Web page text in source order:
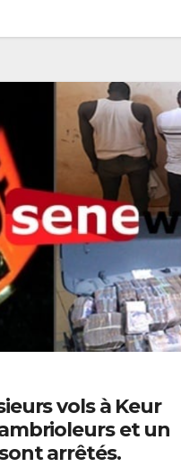
vols à Keur
et un
arrêtés.